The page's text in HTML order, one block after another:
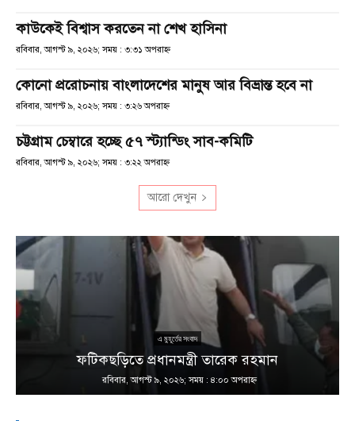
কাউকেই বিশ্বাস করতেন না শেখ হাসিনা
রবিবার, আগস্ট ৯, ২০২৬; সময় : ৩:৩১ অপরাহ্ণ
কোনো প্ররোচনায় বাংলাদেশের মানুষ আর বিভ্রান্ত হবে না
রবিবার, আগস্ট ৯, ২০২৬; সময় : ৩:২৬ অপরাহ্ণ
চট্টগ্রাম চেম্বারে হচ্ছে ৫৭ স্ট্যান্ডিং সাব-কমিটি
রবিবার, আগস্ট ৯, ২০২৬; সময় : ৩:২২ অপরাহ্ণ
আরো দেখুন
এ মুহূর্তের সংবাদ
ফটিকছড়িতে প্রধানমন্ত্রী তারেক রহমান
রবিবার, আগস্ট ৯, ২০২৬; সময় : ৪:০০ অপরাহ্ণ